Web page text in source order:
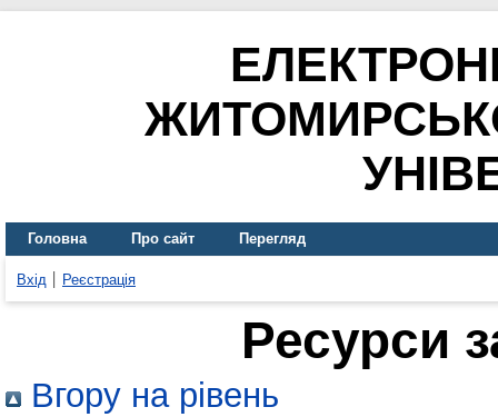
Головна Про сайт Перегляд
Вхід Реєстрація
Ресурси
Вгору на рівень